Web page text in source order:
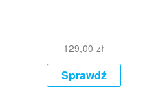
129,00zł
Sprawdź